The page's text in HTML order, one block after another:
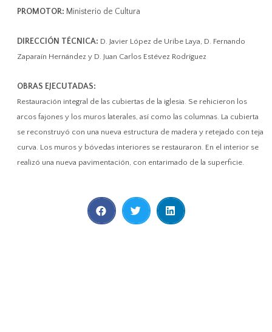
PROMOTOR: Ministerio de Cultura
DIRECCIÓN TÉCNICA: D. Javier López de Uribe Laya, D. Fernando
Zaparaín Hernández y D. Juan Carlos Estévez Rodríguez
OBRAS EJECUTADAS:
Restauración integral de las cubiertas de la iglesia. Se rehicieron los
arcos fajones y los muros laterales, así como las columnas. La cubierta
se reconstruyó con una nueva estructura de madera y retejado con teja
curva. Los muros y bóvedas interiores se restauraron. En el interior se
realizó una nueva pavimentación, con entarimado de la superficie.